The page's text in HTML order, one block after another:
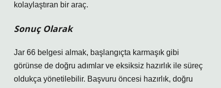
kolaylaştıran bir araç.
Sonuç Olarak
Jar 66 belgesi almak, başlangıçta karmaşık gibi
görünse de doğru adımlar ve eksiksiz hazırlık ile süreç
oldukça yönetilebilir. Başvuru öncesi hazırlık, doğru